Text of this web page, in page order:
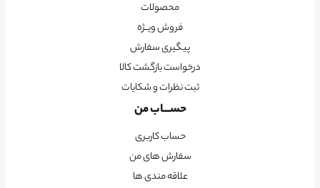
محصولات
فروش ویــژه
پیگیری سفارش
درخواست بازگشت کالا
ثبت نظرات و شکایات
حســـاب من
حساب کاربری
سفارش های من
علاقه مندی ها